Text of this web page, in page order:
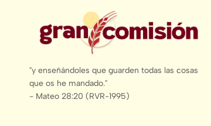
"y enseñándoles que guarden todas las cosas
que os he mandado."
- Mateo 28:20 (RVR-1995)